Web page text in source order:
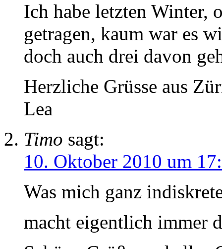
Ich habe letzten Winter,
getragen, kaum war es
doch auch drei davon
Herzliche Grüsse aus
Lea
Timo sagt:
10. Oktober 2010 um
Was mich ganz
macht eigentlich immer